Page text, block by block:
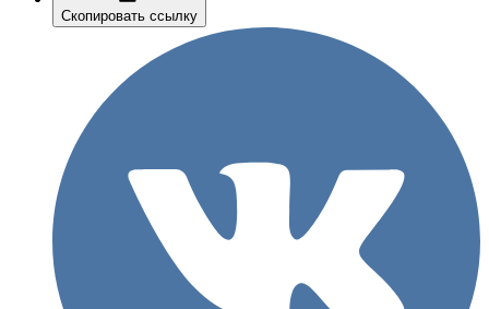
Скопировать ссылку